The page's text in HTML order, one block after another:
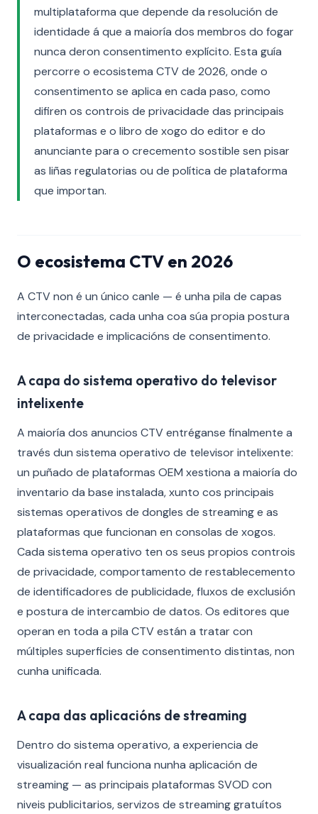
multiplataforma que depende da resolución de
identidade á que a maioría dos membros do fogar
nunca deron consentimento explícito. Esta guía
percorre o ecosistema CTV de 2026, onde o
consentimento se aplica en cada paso, como
difiren os controis de privacidade das principais
plataformas e o libro de xogo do editor e do
anunciante para o crecemento sostible sen pisar
as liñas regulatorias ou de política de plataforma
que importan.
O ecosistema CTV en 2026
A CTV non é un único canle — é unha pila de capas
interconectadas, cada unha coa súa propia postura
de privacidade e implicacións de consentimento.
A capa do sistema operativo do televisor
intelixente
A maioría dos anuncios CTV entréganse finalmente a
través dun sistema operativo de televisor intelixente:
un puñado de plataformas OEM xestiona a maioría do
inventario da base instalada, xunto cos principais
sistemas operativos de dongles de streaming e as
plataformas que funcionan en consolas de xogos.
Cada sistema operativo ten os seus propios controis
de privacidade, comportamento de restablecemento
de identificadores de publicidade, fluxos de exclusión
e postura de intercambio de datos. Os editores que
operan en toda a pila CTV están a tratar con
múltiples superficies de consentimento distintas, non
cunha unificada.
A capa das aplicacións de streaming
Dentro do sistema operativo, a experiencia de
visualización real funciona nunha aplicación de
streaming — as principais plataformas SVOD con
niveis publicitarios, servizos de streaming gratuítos